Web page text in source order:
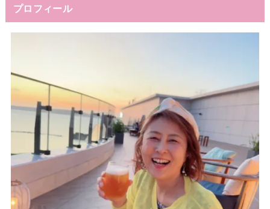
プロフィール